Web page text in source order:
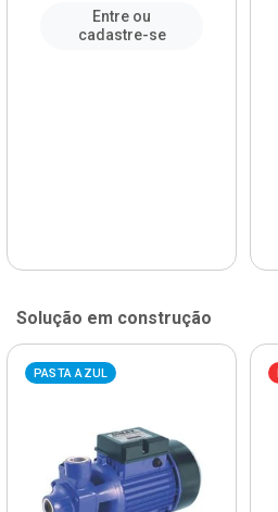
Entre ou
cadastre-se
Solução em construção
PASTA AZUL